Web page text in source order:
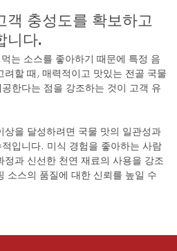
객 충성도를 확보하고
니다.
는 소스를 좋아하기 때문에 특정 음
려할 때, 매력적이고 맛있는 전골 국물
한다는 점을 강조하는 것이 고객 유
상을 달성하려면 국물 맛의 일관성과
입니다. 미식 경험을 좋아하는 사람
정과 신선한 천연 재료의 사용을 강조
소스의 품질에 대한 신뢰를 높일 수